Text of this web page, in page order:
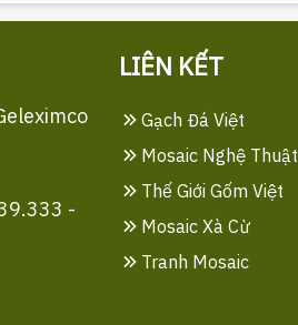
-
LIÊN KẾT
Gạch Đá Việt
Mosaic Nghệ Thuật
Thế Giới Gốm Việt
Mosaic Xà Cừ
Tranh Mosaic